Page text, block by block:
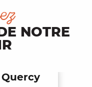
NOTRE